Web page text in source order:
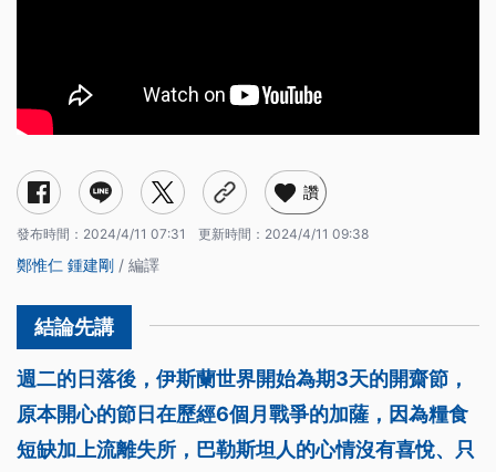
讚
發布時間： 2024/4/11 07:31 更新時間： 2024/4/11 09:38
鄭惟仁 鍾建剛 / 編譯
週二的日落後，伊斯蘭世界開始為期3天的開齋節，
原本開心的節日在歷經6個月戰爭的加薩，因為糧食
短缺加上流離失所，巴勒斯坦人的心情沒有喜悅、只